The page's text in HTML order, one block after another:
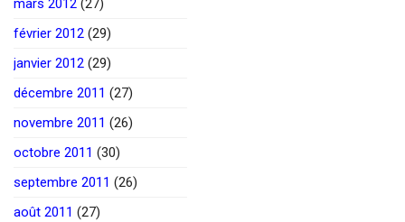
mars 2012 (27)
février 2012 (29)
janvier 2012 (29)
décembre 2011 (27)
novembre 2011 (26)
octobre 2011 (30)
septembre 2011 (26)
août 2011 (27)